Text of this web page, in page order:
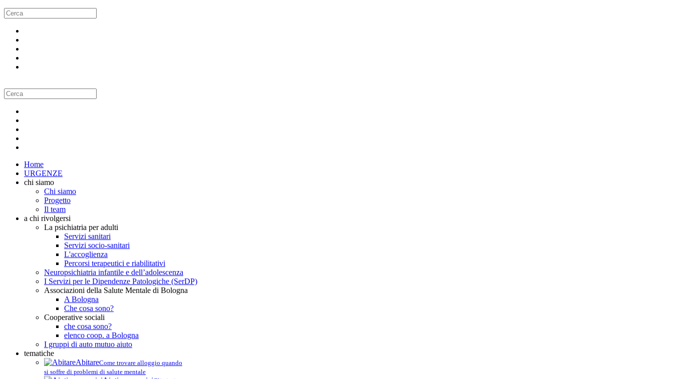
Home
URGENZE
chi siamo
Chi siamo
Progetto
Il team
a chi rivolgersi
La psichiatria per adulti
Servizi sanitari
Servizi socio-sanitari
L'accoglienza
Percorsi terapeutici e riabilitativi
Neuropsichiatria infantile e dell’adolescenza
I Servizi per le Dipendenze Patologiche (SerDP)
Associazioni della Salute Mentale di Bologna
A Bologna
Che cosa sono?
Cooperative sociali
che cosa sono?
elenco coop. a Bologna
I gruppi di auto mutuo aiuto
tematiche
AbitareCome trovare alloggio quando
si soffre di problemi di salute mentale